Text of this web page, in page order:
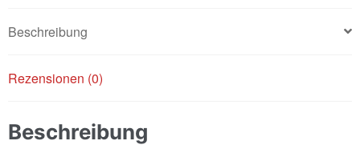
Beschreibung
Rezensionen (0)
Beschreibung